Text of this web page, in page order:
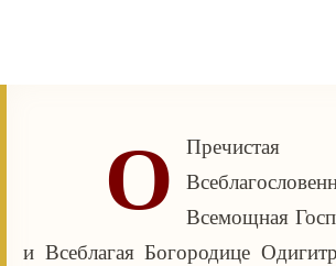
О Всемощная
и Всеблагая Богородице